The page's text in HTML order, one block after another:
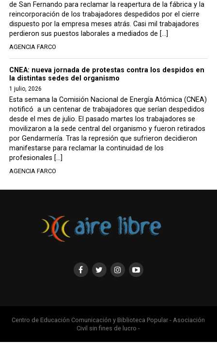
de San Fernando para reclamar la reapertura de la fábrica y la
reincorporación de los trabajadores despedidos por el cierre
dispuesto por la empresa meses atrás. Casi mil trabajadores
perdieron sus puestos laborales a mediados de […]
AGENCIA FARCO
CNEA: nueva jornada de protestas contra los despidos en
la distintas sedes del organismo
1 julio, 2026
Esta semana la Comisión Nacional de Energía Atómica (CNEA)
notificó a un centenar de trabajadores que serían despedidos
desde el mes de julio. El pasado martes los trabajadores se
movilizaron a la sede central del organismo y fueron retirados
por Gendarmería. Tras la represión que sufrieron decidieron
manifestarse para reclamar la continuidad de los
profesionales […]
AGENCIA FARCO
Centro de Educación Comunicación y Biblioteca Popular - Asociación
Civil sin fines de lucro -